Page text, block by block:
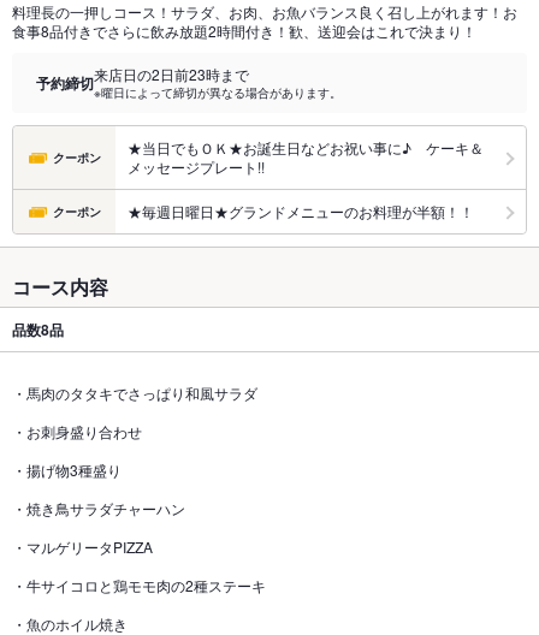
料理長の一押しコース！サラダ、お肉、お魚バランス良く召し上がれます！お
食事8品付きでさらに飲み放題2時間付き！歓、送迎会はこれで決まり！
予約締切来店日の2日前23時まで
※曜日によって締切が異なる場合があります。
クーポン
★当日でもＯＫ★お誕生日などお祝い事に♪ ケーキ＆
メッセージプレート!!
クーポン ★毎週日曜日★グランドメニューのお料理が半額！！
コース内容
品数8品
・馬肉のタタキでさっぱり和風サラダ
・お刺身盛り合わせ
・揚げ物3種盛り
・焼き鳥サラダチャーハン
・マルゲリータPIZZA
・牛サイコロと鶏モモ肉の2種ステーキ
・魚のホイル焼き